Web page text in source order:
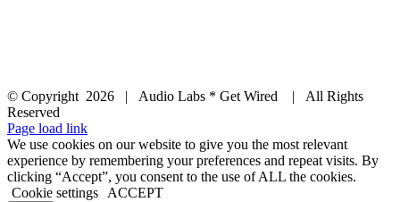
© Copyright 2026 | Audio Labs * Get Wired | All Rights
Reserved
Facebook
Instagram
YouTube
LinkedIn
X
Page load link
We use cookies on our website to give you the most relevant
experience by remembering your preferences and repeat visits. By
clicking “Accept”, you consent to the use of ALL the cookies.
Cookie settings ACCEPT